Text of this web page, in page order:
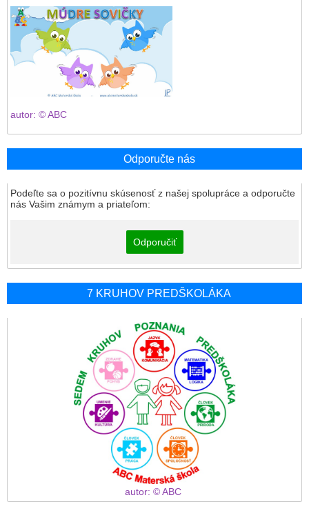
autor: © ABC
Odporučte nás
Podeľte sa o pozitívnu skúsenosť z našej spolupráce a odporučte
nás Vašim známym a priateľom:
Odporučiť
7 KRUHOV PREDŠKOLÁKA
autor: © ABC